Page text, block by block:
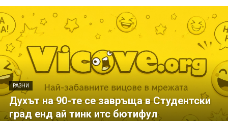
РАЗНИ
Духът на 90-те се завръща в Студентски
град енд ай тинк итс бютифул